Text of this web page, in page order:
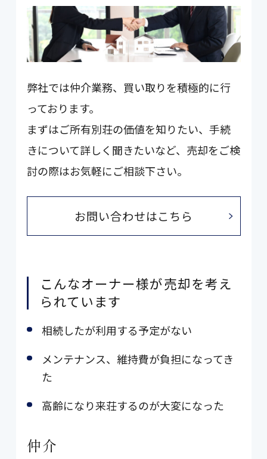
弊社では仲介業務、買い取りを積極的に行
っております。
まずはご所有別荘の価値を知りたい、手続
きについて詳しく聞きたいなど、売却をご検
討の際はお気軽にご相談下さい。
お問い合わせはこちら
こんなオーナー様が売却を考え
られています
相続したが利用する予定がない
メンテナンス、維持費が負担になってき
た
高齢になり来荘するのが大変になった
仲介